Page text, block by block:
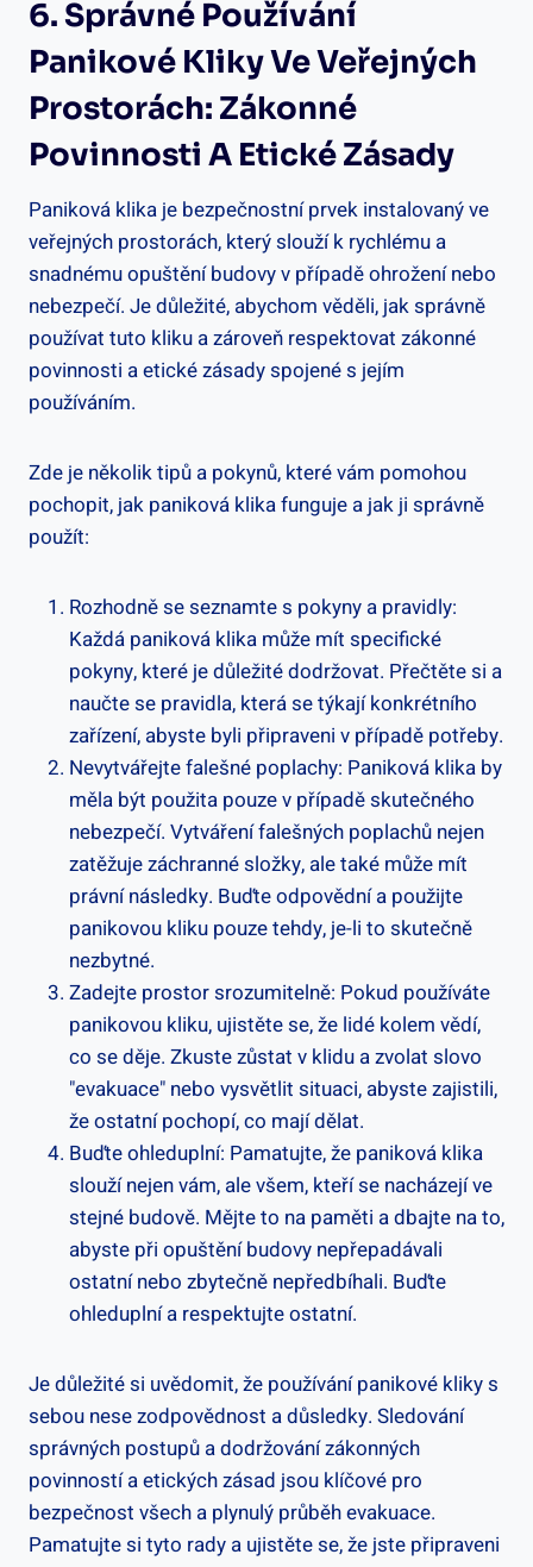
6. Správné Používání
Panikové Kliky ⁢ve Veřejných
Prostorách: Zákonné
Povinnosti A Etické Zásady
Paniková klika je ‍bezpečnostní prvek instalovaný ve
veřejných prostorách, který slouží k rychlému a‍
snadnému opuštění budovy v případě ohrožení nebo
nebezpečí. Je důležité, abychom věděli, jak správně
používat tuto kliku a zároveň‌ respektovat ‌zákonné
povinnosti‍ a etické zásady⁤ spojené s jejím
používáním.
Zde je ‌několik tipů a pokynů, které vám pomohou
pochopit, jak paniková⁢ klika funguje a jak ji ⁤správně‍
použít:
Rozhodně⁤ se ‌seznamte s pokyny a pravidly:
Každá paniková klika může mít specifické
⁤pokyny, které je důležité dodržovat. Přečtěte ‍si a
naučte se pravidla, která se⁢ týkají konkrétního
⁤zařízení, abyste byli ⁣připraveni v ⁣případě potřeby.
Nevytvářejte falešné poplachy: Paniková klika ⁢by
měla být použita pouze v případě skutečného
nebezpečí. Vytváření falešných poplachů nejen
zatěžuje záchranné složky, ale také⁢ může ‍mít
právní následky. Buďte odpovědní⁤ a použijte
panikovou kliku pouze tehdy, je-li to skutečně
nezbytné.
Zadejte prostor srozumitelně: Pokud používáte
panikovou kliku, ujistěte se, že lidé kolem ⁣vědí,
co se děje. Zkuste zůstat v klidu ⁣a ⁤zvolat slovo
"evakuace" nebo vysvětlit‍ situaci, abyste zajistili,
že ostatní ⁤pochopí, co mají dělat.
Buďte ohleduplní: ‌Pamatujte, že paniková klika
slouží nejen ⁢vám, ale všem, kteří⁣ se nacházejí ve
stejné budově. Mějte to na paměti a dbajte⁢ na to,
abyste při opuštění budovy nepřepadávali
⁣ostatní nebo⁢ zbytečně nepředbíhali. ⁤Buďte
ohleduplní a respektujte ostatní.
Je důležité si ‌uvědomit, ⁤že‍ používání panikové​ kliky ‌s
⁤sebou nese zodpovědnost a důsledky. Sledování
správných postupů a dodržování zákonných
povinností a etických ‌zásad jsou klíčové ‌pro
bezpečnost všech a‌ plynulý průběh evakuace.
Pamatujte si tyto rady a ujistěte se, že jste připraveni